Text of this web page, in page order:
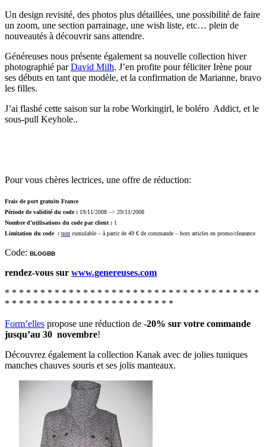
Un design revisité, des photos plus détaillées, une possibilité de faire
un zoom, une section parrainage, une wish liste, etc… plein de
nouveautés à découvrir sans attendre.
Généreuses nous présente également sa nouvelle collection hiver
photographié parDavid Milh. J’en profite pour féliciter Irène pour
ses débuts en tant que modèle, et la confirmation de Marianne, bravo
les filles.
J’ai flashé cette saison sur la robe Workingirl, le boléro Addict, et le
sous-pull Keyhole..
Pour vous chères lectrices, une offre de réduction:
Frais de port gratuits France
Période de validité du code : 19/11/2008 –> 29/11/2008
Nombre d’utilisations du code par client : 1
Limitation du code : non cumulable – à partir de 49 € de commande – hors articles en promo/clearance
Code: BLOGBB
rendez-vous sur www.genereuses.com
* * * * * * * * * * * * * * * * * * * * * * * * * * * * * * * * * * * *
* * * * * * * * * * * * * * * * * * * * * * * *
Form’elles propose une réduction de -20% sur votre commande
jusqu’au 30 novembre!
Découvrez également la collection Kanak avec de jolies tuniques
manches chauves souris et ses jolis manteaux.